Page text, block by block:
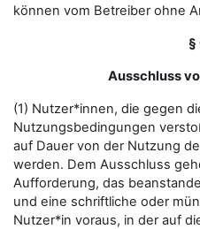
können vom Betreiber ohne
§
Ausschluss
(1) Nutzer*innen, die gegen
Nutzungsbedingungen
auf Dauer von der Nutzung
werden. Dem Ausschluss
Aufforderung, das
und eine schriftliche oder
Nutzer*in voraus, in der auf